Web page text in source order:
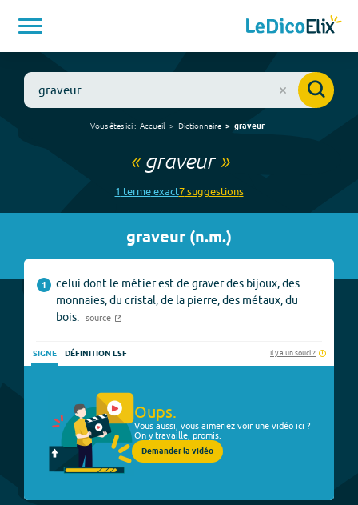
Vous êtes ici : Accueil Dictionnaire graveur
« graveur»
1 termeexact7suggestions
graveur(n.m.)
1
celui dont le métier est de graver des bijoux, des
monnaies, du cristal, de la pierre, des métaux, du
bois.
source
SIGNE DÉFINITION LSF Il y a un souci ?
Oups.
Vous aussi, vous aimeriez voir une vidéo ici ?
On y travaille, promis.
Demander la vidéo